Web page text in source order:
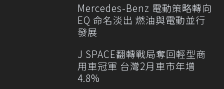
Mercedes-Benz 電動策略轉向
EQ 命名淡出 燃油與電動並行
發展
J SPACE翻轉戰局奪回輕型商
用車冠軍 台灣2月車市年增
4.8%